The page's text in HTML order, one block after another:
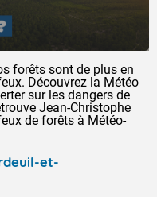
forêts sont de plus en
Découvrez la Météo
sur les dangers de
Jean-Christophe
de forêts à Météo-
et-